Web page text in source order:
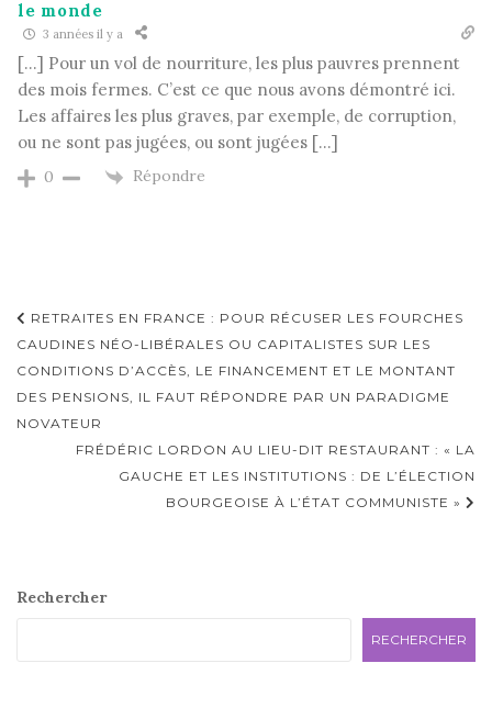
le monde
3 années il y a
[…] Pour un vol de nourriture, les plus pauvres prennent
des mois fermes. C’est ce que nous avons démontré ici.
Les affaires les plus graves, par exemple, de corruption,
ou ne sont pas jugées, ou sont jugées […]
0 Répondre
Navigation
d'article
RETRAITES EN FRANCE : POUR RÉCUSER LES FOURCHES
CAUDINES NÉO-LIBÉRALES OU CAPITALISTES SUR LES
CONDITIONS D’ACCÈS, LE FINANCEMENT ET LE MONTANT
DES PENSIONS, IL FAUT RÉPONDRE PAR UN PARADIGME
NOVATEUR
FRÉDÉRIC LORDON AU LIEU-DIT RESTAURANT : « LA
GAUCHE ET LES INSTITUTIONS : DE L’ÉLECTION
BOURGEOISE À L’ÉTAT COMMUNISTE »
Rechercher
RECHERCHER